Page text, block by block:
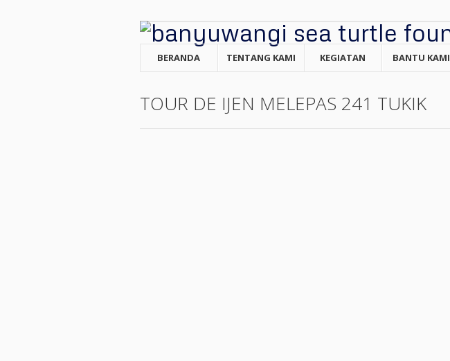
BERANDA TENTANG KAMI KEGIATAN BANTU KAMI
TOUR DE IJEN MELEPAS 241 TUKIK